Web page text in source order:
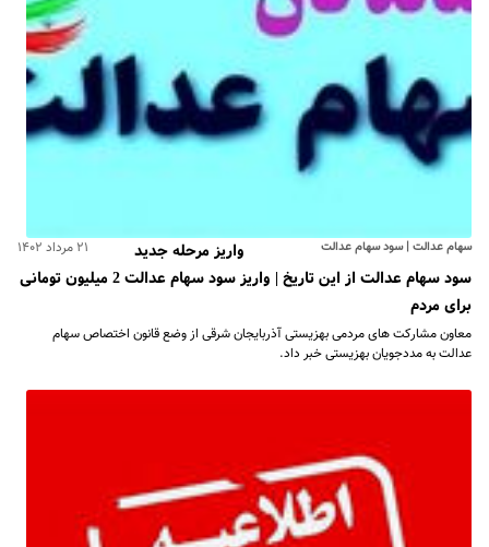
سهام عدالت | سود سهام عدالت ۲۱ مرداد ۱۴۰۲
واریز مرحله جدید
سود سهام عدالت از این تاریخ | واریز سود سهام عدالت 2 میلیون تومانی
برای مردم
معاون مشارکت‌ های مردمی بهزیستی آذربایجان شرقی از وضع قانون اختصاص سهام
عدالت به مددجویان بهزیستی خبر داد.